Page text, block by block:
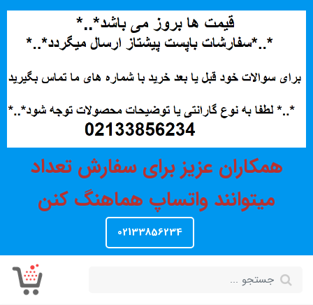
همکاران عزیز برای سفارش تعداد
میتوانند واتساپ هماهنگ کنن
02133856234